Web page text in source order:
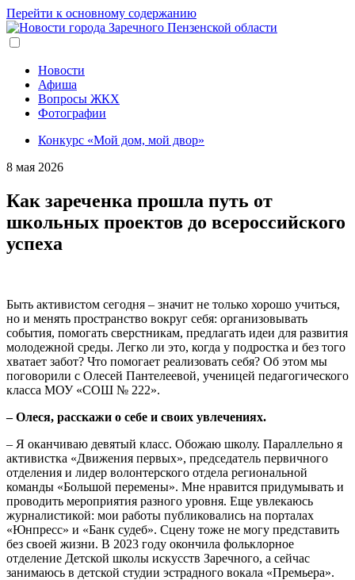
Перейти к основному содержанию
Новости
Афиша
Вопросы ЖКХ
Фотографии
Конкурс «Мой дом, мой двор»
8 мая 2026
Как зареченка прошла путь от
школьных проектов до всероссийского
успеха
Быть активистом сегодня – значит не только хорошо учиться,
но и менять пространство вокруг себя: организовывать
события, помогать сверстникам, предлагать идеи для развития
молодежной среды. Легко ли это, когда у подростка и без того
хватает забот? Что помогает реализовать себя? Об этом мы
поговорили с Олесей Пантелеевой, ученицей педагогического
класса МОУ «СОШ № 222».
– Олеся, расскажи о себе и своих увлечениях.
– Я оканчиваю девятый класс. Обожаю школу. Параллельно я
активистка «Движения первых», председатель первичного
отделения и лидер волонтерского отдела региональной
команды «Большой перемены». Мне нравится придумывать и
проводить мероприятия разного уровня. Еще увлекаюсь
журналистикой: мои работы публиковались на порталах
«Юнпресс» и «Банк судеб». Сцену тоже не могу представить
без своей жизни. В 2023 году окончила фольклорное
отделение Детской школы искусств Заречного, а сейчас
занимаюсь в детской студии эстрадного вокала «Премьера».